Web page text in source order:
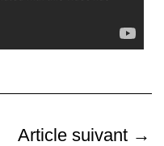
Article suivant →